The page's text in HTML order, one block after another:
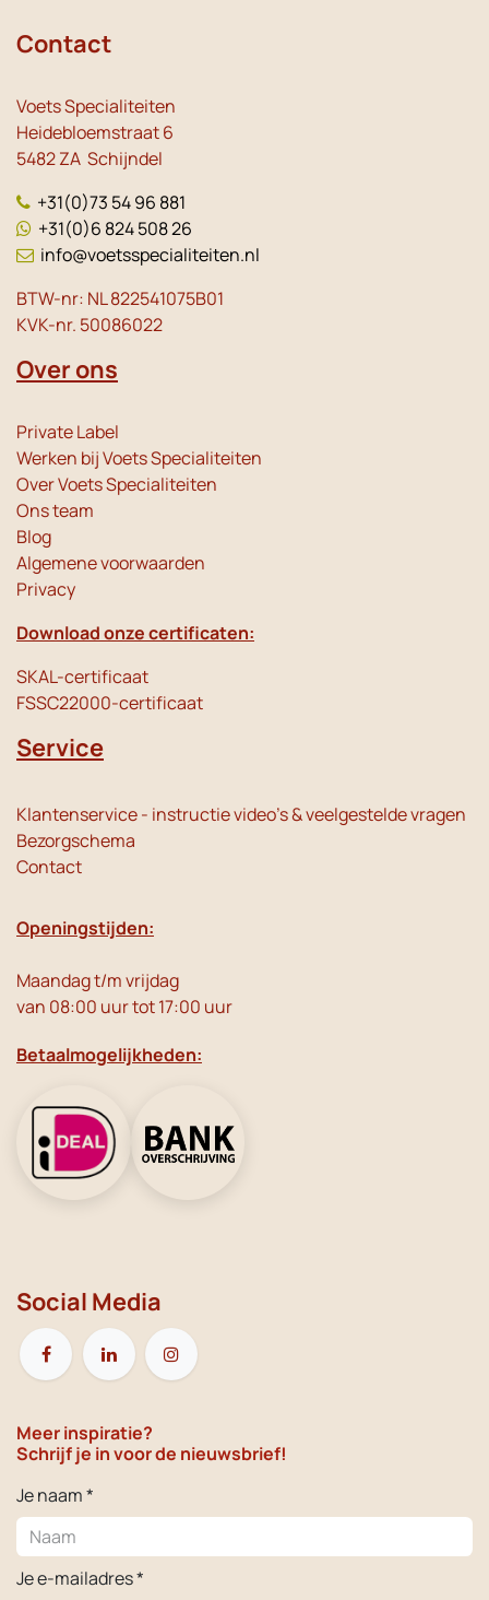
Contact
Voets Specialiteiten
Heidebloemstraat 6
5482 ZA Schijndel
+31(0)73 54 96 881
+31(0)6 824 508 26
info@voetsspecialiteiten.nl
BTW-nr: NL 822541075B01
KVK-nr. 50086022
Over ons
Private Label
Werken bij Voets Specialiteiten
Over Voets Specialiteiten
Ons team
Blog
Algemene voorwaarden
Privacy
Download onze certificaten:
SKAL-certificaat
FSSC22000-certificaat
Service
Klantenservice - instructie video's & veelgestelde vragen
Bezorgschema
Contact
Openingstijden:
Maandag t/m vrijdag
van 08:00 uur tot 17:00 uur
Betaalmogelijkheden:
Social Media
Meer inspiratie?
Schrijf je in voor de nieuwsbrief!
Je naam *
Je e-mailadres *